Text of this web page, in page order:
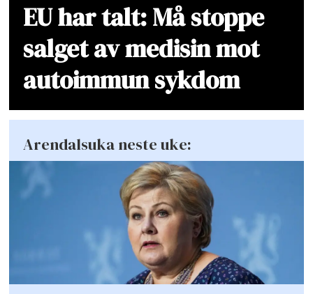
EU har talt: Må stoppe
salget av medisin mot
autoimmun sykdom
Arendalsuka neste uke: